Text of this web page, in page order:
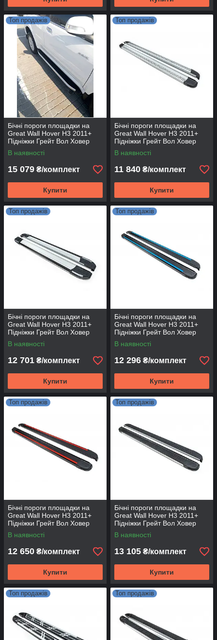
Топ продажів
Бічні пороги площадки на
Great Wall Hover H3 2011+
Підніжки Грейт Вол Ховер
Fullmond
В наявності
15 079 ₴/комплект
Купити
Топ продажів
Бічні пороги площадки на
Great Wall Hover H3 2011+
Підніжки Грейт Вол Ховер
Maya V2
В наявності
11 840 ₴/комплект
Купити
Топ продажів
Бічні пороги площадки на
Great Wall Hover H3 2011+
Підніжки Грейт Вол Ховер
Rainbow
В наявності
12 701 ₴/комплект
Купити
Топ продажів
Бічні пороги площадки на
Great Wall Hover H3 2011+
Підніжки Грейт Вол Ховер
Maya Blue
В наявності
12 296 ₴/комплект
Купити
Топ продажів
Бічні пороги площадки на
Great Wall Hover H3 2011+
Підніжки Грейт Вол Ховер
Maya Red
В наявності
12 650 ₴/комплект
Купити
Топ продажів
Бічні пороги площадки на
Great Wall Hover H3 2011+
Підніжки Грейт Вол Ховер
Maya V1
В наявності
13 105 ₴/комплект
Купити
Топ продажів Топ продажів